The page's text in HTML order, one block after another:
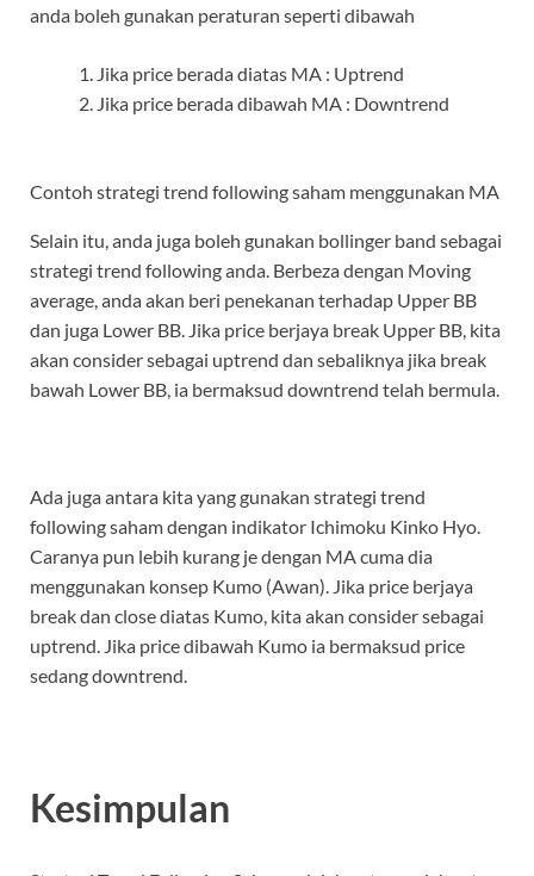
anda boleh gunakan peraturan seperti dibawah
Jika price berada diatas MA : Uptrend
Jika price berada dibawah MA : Downtrend
Contoh strategi trend following saham menggunakan MA
Selain itu, anda juga boleh gunakan bollinger band sebagai
strategi trend following anda. Berbeza dengan Moving
average, anda akan beri penekanan terhadap Upper BB
dan juga Lower BB. Jika price berjaya break Upper BB, kita
akan consider sebagai uptrend dan sebaliknya jika break
bawah Lower BB, ia bermaksud downtrend telah bermula.
Ada juga antara kita yang gunakan strategi trend
following saham dengan indikator Ichimoku Kinko Hyo.
Caranya pun lebih kurang je dengan MA cuma dia
menggunakan konsep Kumo (Awan). Jika price berjaya
break dan close diatas Kumo, kita akan consider sebagai
uptrend. Jika price dibawah Kumo ia bermaksud price
sedang downtrend.
Kesimpulan